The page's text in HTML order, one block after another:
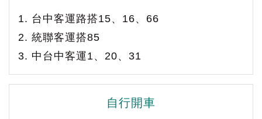
1. 台中客運路搭15、16、66
2. 統聯客運搭85
3. 中台中客運1、20、31
自行開車